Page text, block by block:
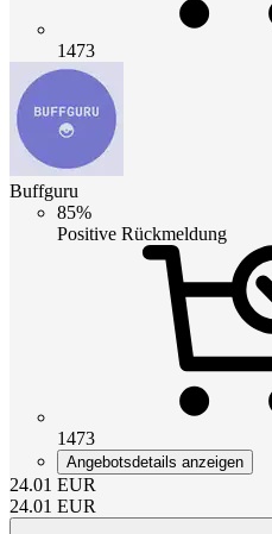
1473
Buffguru
85%
Positive Rückmeldung
1473
Angebotsdetails anzeigen
24.01 EUR
24.01 EUR